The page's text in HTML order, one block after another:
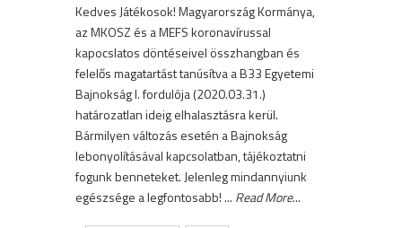
Kedves Játékosok! Magyarország Kormánya,
az MKOSZ és a MEFS koronavírussal
kapocslatos döntéseivel összhangban és
felelős magatartást tanúsítva a B33 Egyetemi
Bajnokság I. fordulója (2020.03.31.)
határozatlan ideig elhalasztásra kerül.
Bármilyen változás esetén a Bajnokság
lebonyolításával kapcsolatban, tájékoztatni
fogunk benneteket. Jelenleg mindannyiunk
egészsége a legfontosabb! ... Read More...